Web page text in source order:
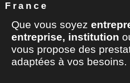
France
Que vous soyez
entreprise, institution
vous propose des
adaptées à vos besoins.